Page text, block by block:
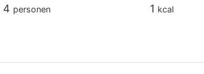
4 personen
1 kcal